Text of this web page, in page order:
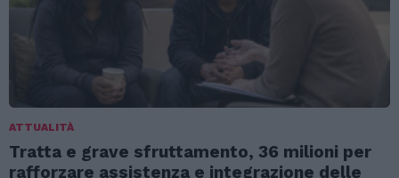
ATTUALITÀ
Tratta e grave sfruttamento, 36 milioni per
rafforzare assistenza e integrazione delle